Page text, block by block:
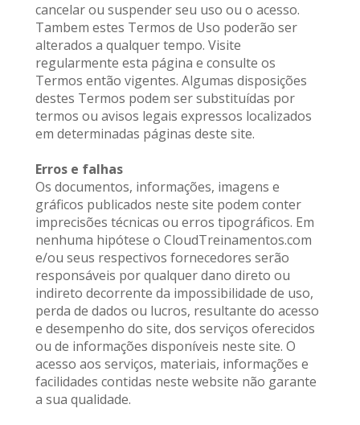
cancelar ou suspender seu uso ou o acesso.
Tambem estes Termos de Uso poderão ser
alterados a qualquer tempo. Visite
regularmente esta página e consulte os
Termos então vigentes. Algumas disposições
destes Termos podem ser substituídas por
termos ou avisos legais expressos localizados
em determinadas páginas deste site.
Erros e falhas
Os documentos, informações, imagens e
gráficos publicados neste site podem conter
imprecisões técnicas ou erros tipográficos. Em
nenhuma hipótese o CloudTreinamentos.com
e/ou seus respectivos fornecedores serão
responsáveis por qualquer dano direto ou
indireto decorrente da impossibilidade de uso,
perda de dados ou lucros, resultante do acesso
e desempenho do site, dos serviços oferecidos
ou de informações disponíveis neste site. O
acesso aos serviços, materiais, informações e
facilidades contidas neste website não garante
a sua qualidade.